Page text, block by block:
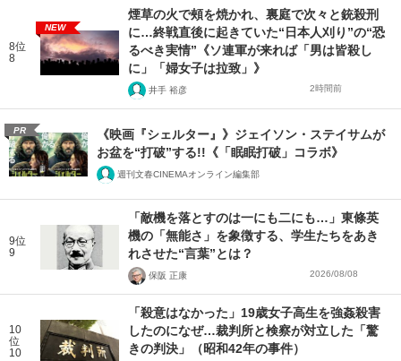
8位
8
NEW
煙草の火で頰を焼かれ、裏庭で次々と銃殺刑
に…終戦直後に起きていた“日本人刈り”の“恐
るべき実情”《ソ連軍が来れば「男は皆殺し
に」「婦女子は拉致」》
井手 裕彦 2時間前
PR
《映画『シェルター』》ジェイソン・ステイサムが
お盆を“打破”する!!《「眠眠打破」コラボ》
週刊文春CINEMAオンライン編集部
9位
9
「敵機を落とすのは一にも二にも…」東條英
機の「無能さ」を象徴する、学生たちをあき
れさせた“言葉”とは？
保阪 正康 2026/08/08
10
位
10
「殺意はなかった」19歳女子高生を強姦殺害
したのになぜ…裁判所と検察が対立した「驚
きの判決」（昭和42年の事件）